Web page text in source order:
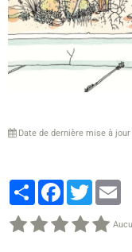
Date de dernière mise à
PartagerFacebook
Twitter